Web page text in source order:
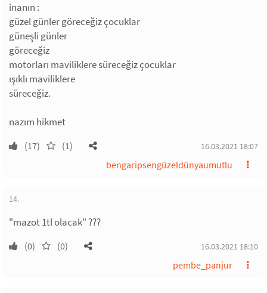
inanın :
güzel günler göreceğiz çocuklar
güneşli günler
göreceğiz
motorları maviliklere süreceğiz çocuklar
ışıklı maviliklere
süreceğiz.
nazım hikmet
(17) (1) 16.03.2021 18:07
bengaripsengüzeldünyaumutlu
14.
"mazot 1tl olacak" ???
(0) (0) 16.03.2021 18:10
pembe_panjur